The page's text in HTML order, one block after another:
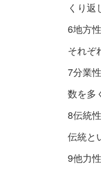
くり
6地方性
それぞ
7分業性
数を多
8伝統性
伝統と
9他力性